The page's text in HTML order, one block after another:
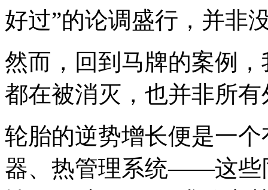
好过”的论调盛行，并非
然而，回到马牌的案例
都在被消灭，也并非所
轮胎的逆势增长便是一
器、热管理系统——这些